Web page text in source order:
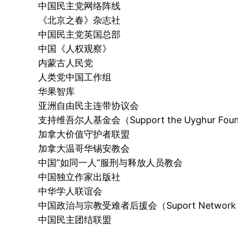
中国民主党网络阵线
《北京之春》杂志社
中国民主党英国总部
中国《人权观察》
内蒙古人民党
人类党中国工作组
华果智库
亚洲自由民主连带协议会
支持维吾尔人基金会（Support the Uyghur
加拿大价值守护者联盟
加拿大温哥华锡安教会
中国”如同一人“服刑与释放人员教会
中国独立作家出版社
中华学人联谊会
中国政治与宗教受难者后援会（Suport
中国民主团结联盟